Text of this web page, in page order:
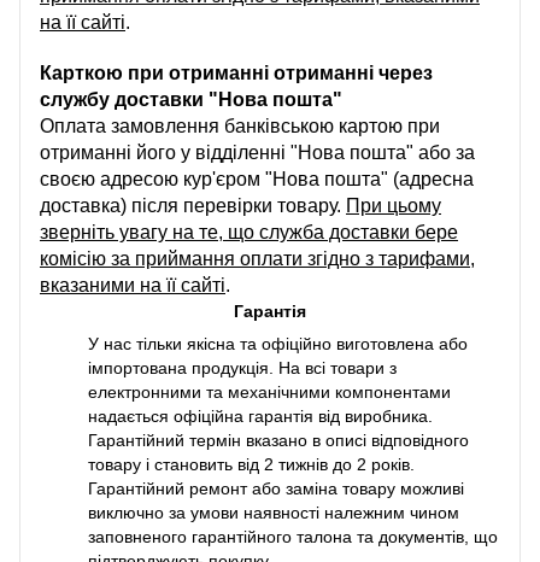
на її сайті.
Карткою при отриманні отриманні через
службу доставки "Нова пошта"
Оплата замовлення банківською картою при
отриманні його у відділенні "Нова пошта" або за
своєю адресою кур'єром "Нова пошта" (адресна
доставка) після перевірки товару. При цьому
зверніть увагу на те, що служба доставки бере
комісію за приймання оплати згідно з тарифами,
вказаними на її сайті.
Гарантія
У нас тільки якісна та офіційно виготовлена або
імпортована продукція. На всі товари з
електронними та механічними компонентами
надається офіційна гарантія від виробника.
Гарантійний термін вказано в описі відповідного
товару і становить від 2 тижнів до 2 років.
Гарантійний ремонт або заміна товару можливі
виключно за умови наявності належним чином
заповненого гарантійного талона та документів, що